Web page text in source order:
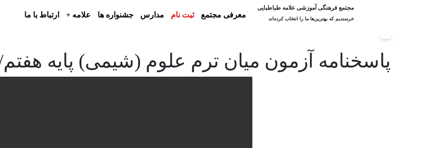
مجتمع فرهنگی آموزشی علامه طباطبایی
خرسندیم که بهترین‌ها ما را انتخاب کرده‌اند معرفی مجتمع ثبت نام مدارس جشنواره ها علامه + ارتباط با ما
پاسخنامه آزمون میان ترم علوم (شیمی) پایه هفتم/